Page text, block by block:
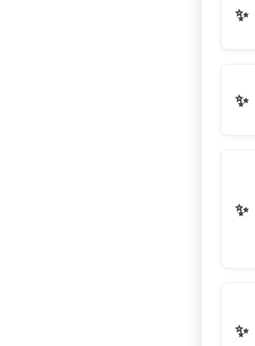
✨
✨
✨
✨